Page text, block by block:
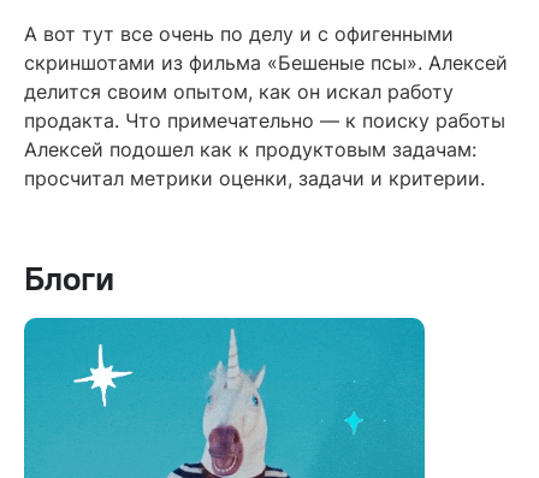
А вот тут все очень по делу и с офигенными
скриншотами из фильма «Бешеные псы». Алексей
делится своим опытом, как он искал работу
продакта. Что примечательно — к поиску работы
Алексей подошел как к продуктовым задачам:
просчитал метрики оценки, задачи и критерии.
Блоги